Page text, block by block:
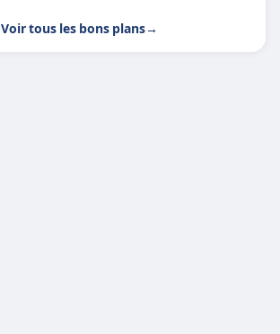
Voir tous les bons plans→